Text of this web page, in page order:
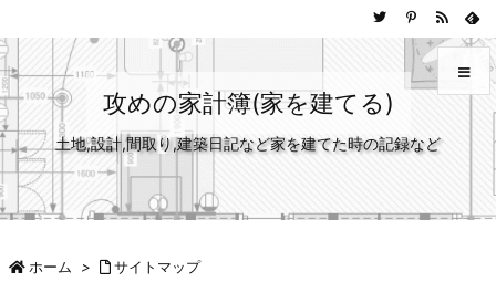
攻めの家計簿(家を建てる)
土地,設計,間取り,建築日記など家を建てた時の記録など メニュ
サイド
ホーム > サイトマップ